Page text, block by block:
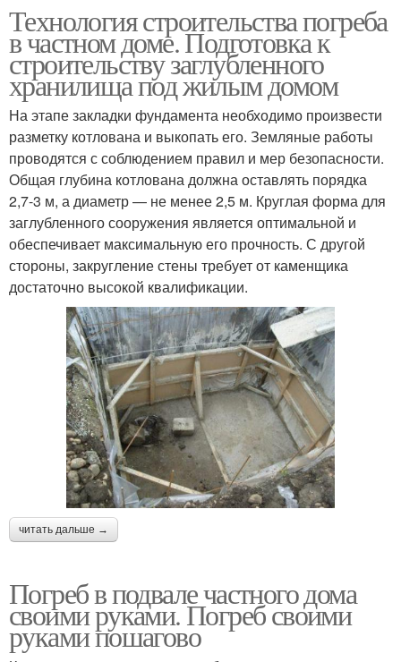
Технология строительства погреба
в частном доме. Подготовка к
строительству заглубленного
хранилища под жилым домом
На этапе закладки фундамента необходимо произвести
разметку котлована и выкопать его. Земляные работы
проводятся с соблюдением правил и мер безопасности.
Общая глубина котлована должна оставлять порядка
2,7-3 м, а диаметр — не менее 2,5 м. Круглая форма для
заглубленного сооружения является оптимальной и
обеспечивает максимальную его прочность. С другой
стороны, закругление стены требует от каменщика
достаточно высокой квалификации.
читать дальше →
Погреб в подвале частного дома
своими руками. Погреб своими
руками пошагово